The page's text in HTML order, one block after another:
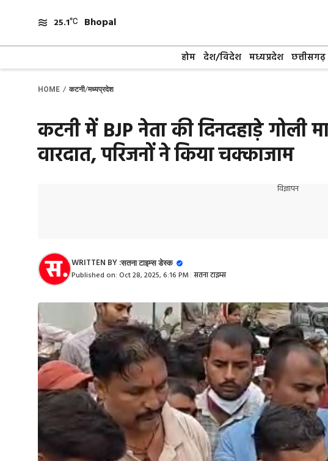
content
25.1 Bhopal
होम देश/विदेश मध्यप्रदेश छत्तीसगढ़
HOME / कटनी/मध्यप्रदेश
कटनी में BJP नेता की दिनदहाड़े गोली
वारदात, परिजनों ने किया चक्काजाम
विज्ञापन
WRITTEN BY :सतना टाइम्स डेस्क
Published on: Oct 28, 2025, 6:16 PM सतना टाइम्स